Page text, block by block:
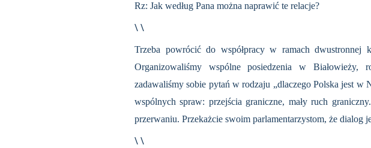
Rz: Jak według Pana można naprawić te relacje?
\ \
Trzeba powrócić do współpracy w ramach dwustronnej
Organizowaliśmy wspólne posiedzenia w Białowieży,
zadawaliśmy sobie pytań w rodzaju „dlaczego Polska jest
wspólnych spraw: przejścia graniczne, mały ruch
przerwaniu. Przekażcie swoim parlamentarzystom, że dialog
\ \